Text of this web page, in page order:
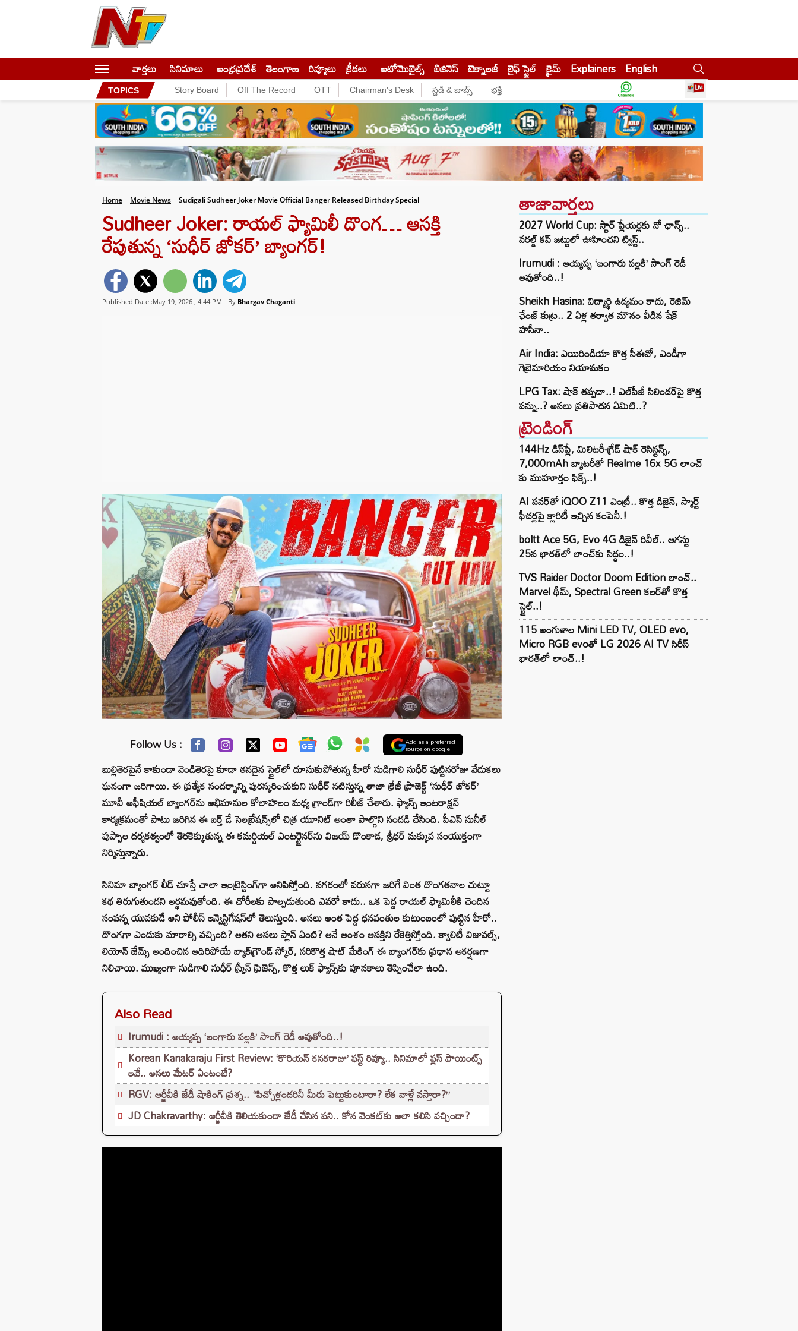
వార్తలు సినిమాలు ఆంధ్రప్రదేశ్ తెలంగాణ రివ్యూలు క్రీడలు ఆటోమొబైల్స్ బిజినెస్‌ టెక్నాలజీ లైఫ్ స్టైల్ క్రైమ్ Explainers English
TOPICS Story Board Off The Record OTT Chairman's Desk స్టడీ & జాబ్స్ భక్తి
Home Movie News Sudigali Sudheer Joker Movie Official Banger Released Birthday Special
Sudheer Joker: రాయల్ ఫ్యామిలీ దొంగ… ఆసక్తి
రేపుతున్న ‘సుధీర్ జోకర్’ బ్యాంగర్!
Published Date :May 19, 2026 , 4:44 PM By Bhargav Chaganti
Follow Us : Add as a preferred
source on google
బుల్లితెరపైనే కాకుండా వెండితెరపై కూడా తనదైన స్టైల్‌లో దూసుకుపోతున్న హీరో సుడిగాలి సుధీర్ పుట్టినరోజు వేడుకలు
ఘనంగా జరిగాయి. ఈ ప్రత్యేక సందర్భాన్ని పురస్కరించుకుని సుధీర్ నటిస్తున్న తాజా క్రేజీ ప్రాజెక్ట్ ‘సుధీర్ జోకర్’
మూవీ అఫీషియల్ బ్యాంగర్‌ను అభిమానుల కోలాహలం మధ్య గ్రాండ్‌గా రిలీజ్ చేశారు. ఫ్యాన్స్ ఇంటరాక్షన్
కార్యక్రమంతో పాటు జరిగిన ఈ బర్త్ డే సెలబ్రేషన్స్‌లో చిత్ర యూనిట్ అంతా పాల్గొని సందడి చేసింది. పీఎస్ సునీల్
పుప్పాల దర్శకత్వంలో తెరకెక్కుతున్న ఈ కమర్షియల్ ఎంటర్టైనర్‌ను విజయ్ డొంకాడ, శ్రీధర్ మక్కువ సంయుక్తంగా
నిర్మిస్తున్నారు.
సినిమా బ్యాంగర్ లీడ్ చూస్తే చాలా ఇంట్రెస్టింగ్‌గా అనిపిస్తోంది. నగరంలో వరుసగా జరిగే వింత దొంగతనాల చుట్టూ
కథ తిరుగుతుందని అర్థమవుతోంది. ఈ చోరీలకు పాల్పడుతుంది ఎవరో కాదు.. ఒక పెద్ద రాయల్ ఫ్యామిలీకి చెందిన
సంపన్న యువకుడే అని పోలీస్ ఇన్వెస్టిగేషన్‌లో తెలుస్తుంది. అసలు అంత పెద్ద ధనవంతుల కుటుంబంలో పుట్టిన హీరో..
దొంగగా ఎందుకు మారాల్సి వచ్చింది? అతని అసలు ప్లాన్ ఏంటి? అనే అంశం ఆసక్తిని రేకెత్తిస్తోంది. క్వాలిటీ విజువల్స్,
లియోన్ జేమ్స్ అందించిన అదిరిపోయే బ్యాక్‌గ్రౌండ్ స్కోర్, సరికొత్త షాట్ మేకింగ్ ఈ బ్యాంగర్‌కు ప్రధాన ఆకర్షణగా
నిలిచాయి. ముఖ్యంగా సుడిగాలి సుధీర్ స్క్రీన్ ప్రెజెన్స్, కొత్త లుక్ ఫ్యాన్స్‌కు పూనకాలు తెప్పించేలా ఉంది.
Also Read
Irumudi : అయ్యప్ప ‘బంగారు పల్లకి’ సాంగ్ రెడీ అవుతోంది..!
Korean Kanakaraju First Review: ‘కొరియన్ కనకరాజు’ ఫస్ట్ రివ్యూ.. సినిమాలో ప్లస్ పాయింట్స్
ఇవే.. అసలు మేటర్ ఏంటంటే?
RGV: ఆర్జీవీకి జేడీ షాకింగ్ ప్రశ్న.. “పిచ్చోళ్లందరినీ మీరు పెట్టుకుంటారా? లేక వాళ్లే వస్తారా?”
JD Chakravarthy: ఆర్జీవీకి తెలియకుండా జేడీ చేసిన పని.. కోన వెంకట్‌కు అలా కలిసి వచ్చిందా?
తాజావార్తలు
2027 World Cup: స్టార్ ప్లేయర్లకు నో ఛాన్స్..
వరల్డ్ కప్ జట్టులో ఊహించని ట్విస్ట్..
Irumudi : అయ్యప్ప ‘బంగారు పల్లకి’ సాంగ్ రెడీ
అవుతోంది..!
Sheikh Hasina: విద్యార్థి ఉద్యమం కాదు, రెజిమ్
ఛేంజ్ కుట్ర.. 2 ఏళ్ల తర్వాత మౌనం వీడిన షేక్
హసీనా..
Air India: ఎయిరిండియా కొత్త సీఈవో, ఎండీగా
గెబ్రెమారియం నియామకం
LPG Tax: షాక్‌ తప్పదా..! ఎల్‌పీజీ సిలిండర్‌పై కొత్త
పన్ను..? అసలు ప్రతిపాదన ఏమిటి..?
ట్రెండింగ్‌
144Hz డిస్‌ప్లే, మిలిటరీ-గ్రేడ్ షాక్ రెసిస్టన్స్,
7,000mAh బ్యాటరీతో Realme 16x 5G లాంచ్
కు ముహూర్తం ఫిక్స్..!
AI పవర్‌తో iQOO Z11 ఎంట్రీ.. కొత్త డిజైన్, స్మార్ట్
ఫీచర్లపై క్లారిటీ ఇచ్చిన కంపెనీ.!
boltt Ace 5G, Evo 4G డిజైన్ రివీల్.. ఆగస్టు
25న భారత్‌లో లాంచ్‌కు సిద్ధం..!
TVS Raider Doctor Doom Edition లాంచ్..
Marvel థీమ్, Spectral Green కలర్‌తో కొత్త
స్టైల్..!
115 అంగుళాల Mini LED TV, OLED evo,
Micro RGB evoతో LG 2026 AI TV సిరీస్
భారత్‌లో లాంచ్..!